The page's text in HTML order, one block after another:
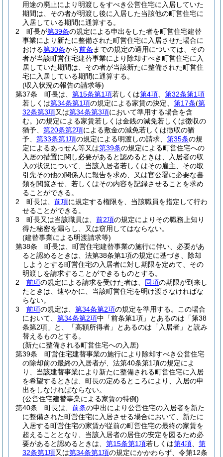
用途の廃止により明渡しをすべき公営住宅に入居していた
期間は、その者が明渡し後に入居した当該他の町営住宅に
入居している期間に通算する。
2
町長が第39条の規定による申出をした者を町営住宅建替
事業により新たに整備された町営住宅に入居させた場合に
おける第30条から前条 までの規定の適用については、その
者が当該町営住宅建替事業により除却すべき町営住宅に入
居していた期間は、その者が当該新たに整備された町営住
宅に入居している期間に通算する。
(収入状況の報告の請求等)
第37条
町長は、 第15条第1項若しくは第4項
第32条第1項
若しくは第34条第1項の規定による家賃の決定、 第17条(第
32条第3項又は第34条第3項において準用する場合を含
む。)の規定による家賃若しくは金銭の減免若しくは徴収の
猶予、 第20条第2項による敷金の減免若しくは徴収の猶
予、 第33条第1項の規定による明渡しの請求、 第35条の規
定によるあっせん等又は第39条の規定による町営住宅への
入居の措置に関し必要があると認めるときは、入居者の収
入の状況について、当該入居者若しくはその雇主、その取
引先その他の関係人に報告を求め、又は官公署に必要な書
類を閲覧させ、若しくはその内容を記録させることを求め
ることができる。
2
町長は、 前項に規定する権限を、当該職員を指定して行わ
せることができる。
3
町長又は当該職員は、 前2項の規定によりその職務上知り
得た秘密を漏らし、又は窃用してはならない。
(建替事業による明渡請求等)
第38条
町長は、町営住宅建替事業の施行に伴い、必要があ
ると認めるときは、法第38条第1項の規定に基づき、除却
しようとする町営住宅の入居者に対し期限を定めて、その
明渡しを請求することができるものとする。
2
前項の規定による請求を受けた者は、 同項の期限が到来し
たときは、速やかに、当該町営住宅を明け渡さなければな
らない。
3
前項の規定は、 第34条第2項の規定を準用する。
この場合
において、 第34条第2項中「前条第1項」とあるのは「第38
条第2項」と、「高額所得者」とあるのは「入居者」と読み
替えるものとする。
(新たに整備される町営住宅への入居)
第39条
町営住宅建替事業の施行により除却すべき公営住宅
の除却前の最終の入居者が、法第40条第1項の規定によ
り、当該建替事業により新たに整備される町営住宅に入居
を希望するときは、町長の定めるところにより、入居の申
出をしなければならない。
(公営住宅建替事業による家賃の特例)
第40条
町長は、 前条の申出により公営住宅の入居者を新た
に整備された町営住宅に入居させる場合において、新たに
入居する町営住宅の家賃が従前の町営住宅の最終の家賃を
超えることとなり、当該入居者の居住の安定を図るため必
要があると認めるときは、 第15条第1項若しくは第4項
第
32条第1項又は第34条第1項の規定にかかわらず、令第12条